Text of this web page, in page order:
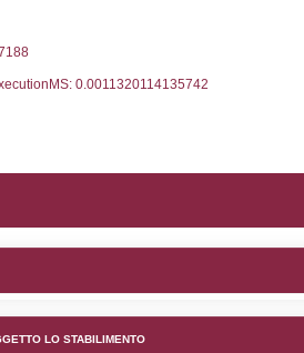
= -2, executionMS:
`userlevelid` = -2,